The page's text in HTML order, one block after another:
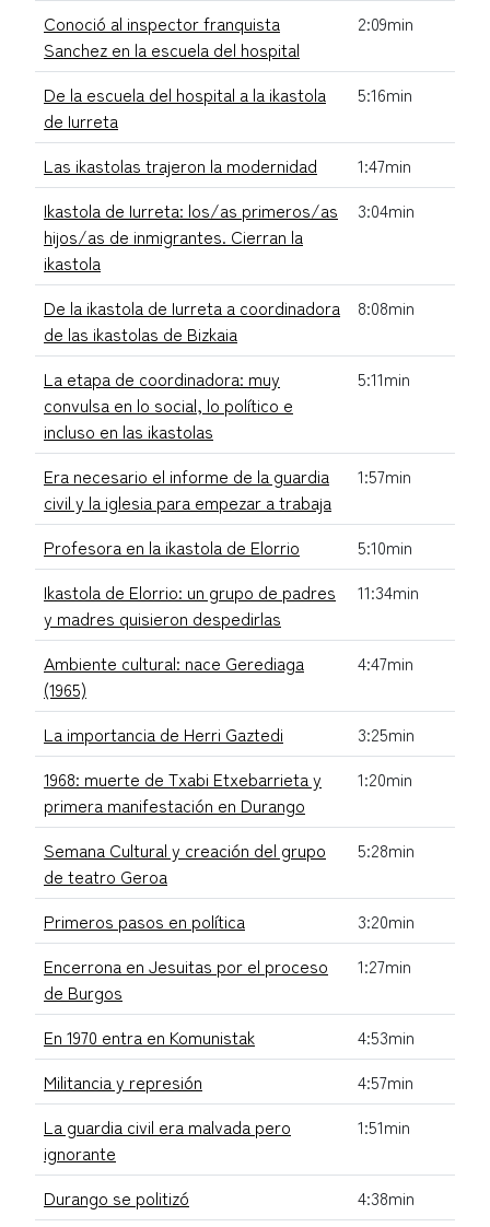
Conoció al inspector franquista
Sanchez en la escuela del hospital
2:09min
De la escuela del hospital a la ikastola
de Iurreta
5:16min
Las ikastolas trajeron la modernidad
1:47min
Ikastola de Iurreta: los/as primeros/as
hijos/as de inmigrantes. Cierran la
ikastola
3:04min
De la ikastola de Iurreta a coordinadora
de las ikastolas de Bizkaia
8:08min
La etapa de coordinadora: muy
convulsa en lo social, lo político e
incluso en las ikastolas
5:11min
Era necesario el informe de la guardia
civil y la iglesia para empezar a trabaja
1:57min
Profesora en la ikastola de Elorrio
5:10min
Ikastola de Elorrio: un grupo de padres
y madres quisieron despedirlas
11:34min
Ambiente cultural: nace Gerediaga
(1965)
4:47min
La importancia de Herri Gaztedi
3:25min
1968: muerte de Txabi Etxebarrieta y
primera manifestación en Durango
1:20min
Semana Cultural y creación del grupo
de teatro Geroa
5:28min
Primeros pasos en política
3:20min
Encerrona en Jesuitas por el proceso
de Burgos
1:27min
En 1970 entra en Komunistak
4:53min
Militancia y represión
4:57min
La guardia civil era malvada pero
ignorante
1:51min
Durango se politizó
4:38min